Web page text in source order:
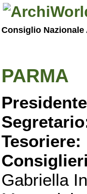
Consiglio
PARMA
Tesoriere:
Gabriella